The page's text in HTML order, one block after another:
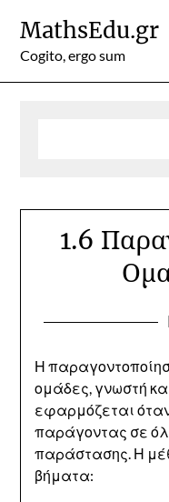
content
MathsEdu.gr
Cogito, ergo sum
1.6
Η
ομάδες, γνωστή
εφαρμόζεται
παράγοντας σε
παράστασης. Η
βήματα: